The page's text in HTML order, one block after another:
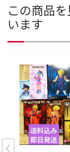
この商品
います